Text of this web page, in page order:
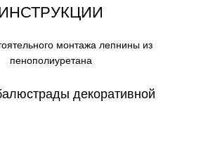
монтажа лепнины из
пенополиуретана
декоративной